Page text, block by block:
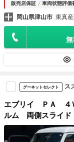
販売店保証 車両状態評価
岡山県津山市 東真
グーネットセレクト ス
エブリイ ＰＡ ４
ルム 両側スライ
アコン パワーステ
バッグ